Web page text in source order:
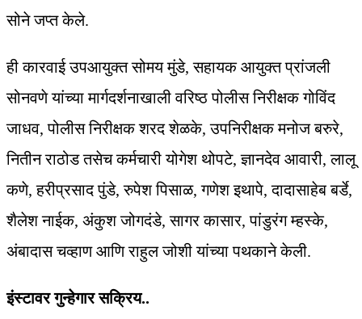
सोने जप्त केले.
ही कारवाई उपआयुक्त सोमय मुंडे, सहायक आयुक्त प्रांजली
सोनवणे यांच्या मार्गदर्शनाखाली वरिष्ठ पोलीस निरीक्षक गोविंद
जाधव, पोलीस निरीक्षक शरद शेळके, उपनिरीक्षक मनोज बरुरे,
नितीन राठोड तसेच कर्मचारी योगेश थोपटे, ज्ञानदेव आवारी, लालू
कणे, हरीप्रसाद पुंडे, रुपेश पिसाळ, गणेश इथापे, दादासाहेब बर्डे,
शैलेश नाईक, अंकुश जोगदंडे, सागर कासार, पांडुरंग म्हस्के,
अंबादास चव्हाण आणि राहुल जोशी यांच्या पथकाने केली.
इंस्टावर गुन्हेगार सक्रिय..